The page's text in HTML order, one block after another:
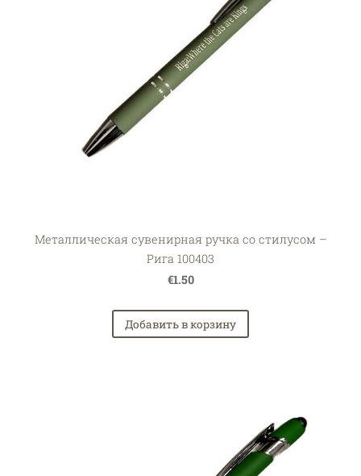
Металлическая сувенирная ручка со стилусом –
Рига 100403
€1.50
Добавить в корзину